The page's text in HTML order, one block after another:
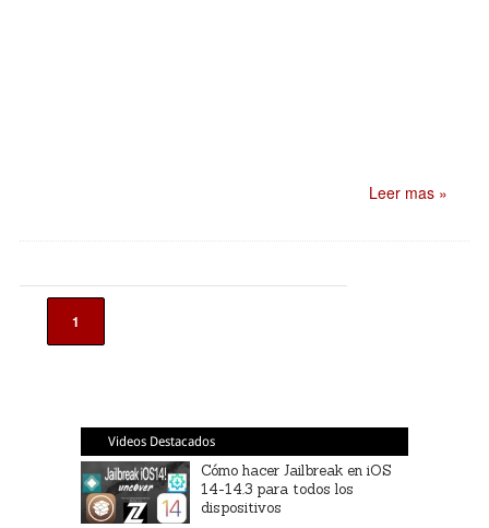
Leer mas »
1
Videos Destacados
Cómo hacer Jailbreak en iOS
14-14.3 para todos los
dispositivos